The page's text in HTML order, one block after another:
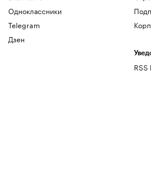
Одноклассники
Telegram
Дзен